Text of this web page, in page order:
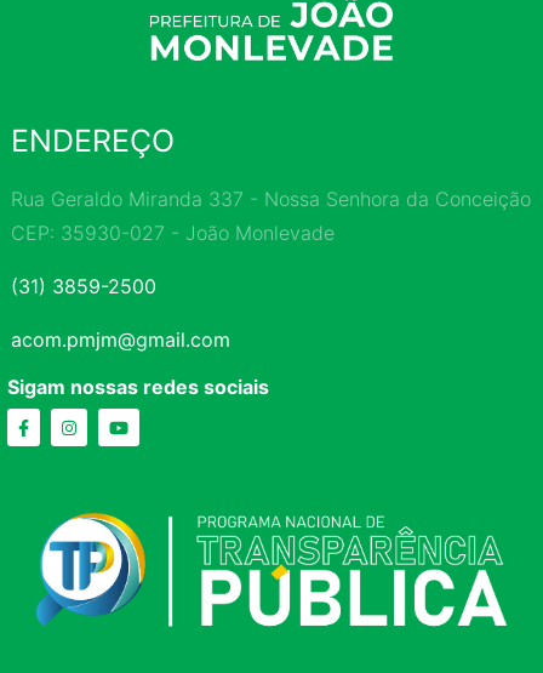
ENDEREÇO
Rua Geraldo Miranda 337 - Nossa Senhora da Conceição
CEP: 35930-027 - João Monlevade
(31) 3859-2500
acom.pmjm@gmail.com
Sigam nossas redes sociais